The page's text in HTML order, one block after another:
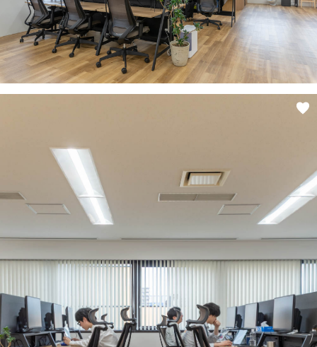
STAFF BLOG
RECRUIT
資料請求
オーナー様専用サイト CLUB RENOVES